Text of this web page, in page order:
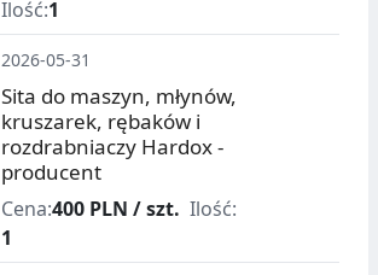
Ilość:1
2026-05-31
Sita do maszyn, młynów,
kruszarek, rębaków i
rozdrabniaczy Hardox -
producent
Cena:400 PLN / szt. Ilość:
1